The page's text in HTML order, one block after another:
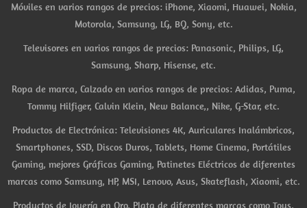
Móviles en varios rangos de precios: iPhone, Xiaomi, Huawei, Nokia,
Motorola, Samsung, LG, BQ, Sony, etc.
Televisores en varios rangos de precios: Panasonic, Philips, LG,
Samsung, Sharp, Hisense, etc.
Ropa de marca, Calzado en varios rangos de precios: Adidas, Puma,
Tommy Hilfiger, Calvin Klein, New Balance,, Nike, G-Star, etc.
Productos de Electrónica: Televisiones 4K, Auriculares Inalámbricos,
Smartphones, SSD, Discos Duros, Tablets, Home Cinema, Portátiles
Gaming, mejores Gráficas Gaming, Patinetes Eléctricos de diferentes
marcas como Samsung, HP, MSI, Lenovo, Asus, Skateflash, Xiaomi, etc.
Productos de Joyería en Oro, Plata de diferentes marcas como Tous,